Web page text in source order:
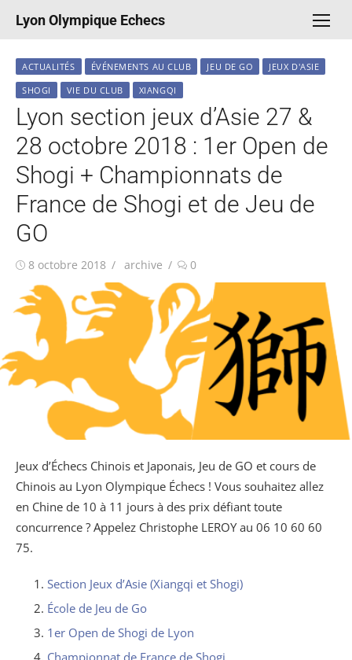
Lyon Olympique Echecs
ACTUALITÉS ÉVÉNEMENTS AU CLUB JEU DE GO
JEUX D'ASIE
SHOGI
VIE DU CLUB XIANGQI
Lyon section jeux d’Asie 27 &
28 octobre 2018 : 1er Open de
Shogi + Championnats de
France de Shogi et de Jeu de
GO
Publié
8 octobre 2018 Auteur/autrice
archive 0
Jeux d’Échecs Chinois et Japonais, Jeu de GO et cours de
Chinois au Lyon Olympique Échecs ! Vous souhaitez allez
en Chine de 10 à 11 jours à des prix défiant toute
concurrence ? Appelez Christophe LEROY au 06 10 60 60
75.
Section Jeux d’Asie (Xiangqi et Shogi)
École de Jeu de Go
1er Open de Shogi de Lyon
Championnat de France de Shogi